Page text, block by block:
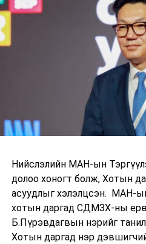
Нийслэлийн МАН-ын
долоо хоногт болж, Хотын
асуудлыг хэлэлцсэн. МАН-
хотын даргад СДМЗХ-ны
Б.Пүрэвдагвын нэрийг
Хотын даргад нэр